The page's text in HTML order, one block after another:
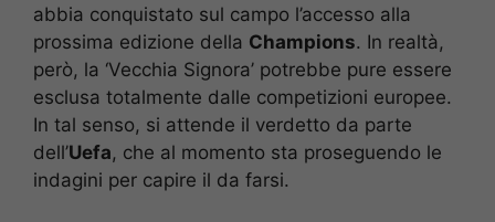
abbia conquistato sul campo l’accesso alla
prossima edizione della Champions. In realtà,
però, la ‘Vecchia Signora’ potrebbe pure essere
esclusa totalmente dalle competizioni europee.
In tal senso, si attende il verdetto da parte
dell’Uefa, che al momento sta proseguendo le
indagini per capire il da farsi.